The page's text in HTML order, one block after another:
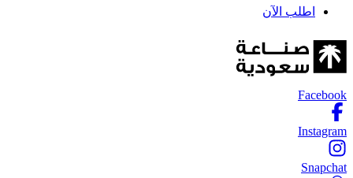
اطلب الآن
Facebook
Instagram
Snapchat